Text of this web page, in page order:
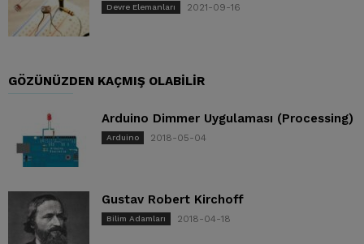
Devre Elemanları 2021-09-16
GÖZÜNÜZDEN KAÇMIŞ OLABILIR
Arduino Dimmer Uygulaması (Processing)
Arduino 2018-05-04
Gustav Robert Kirchoff
Bilim Adamları 2018-04-18